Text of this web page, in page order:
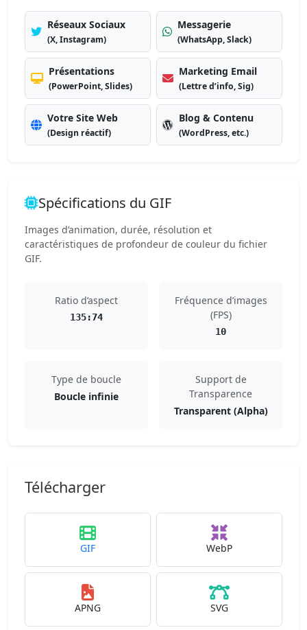
Réseaux Sociaux
(X, Instagram)
Messagerie
(WhatsApp, Slack)
Présentations
(PowerPoint, Slides)
Marketing Email
(Lettre d’info, Sig)
Votre Site Web
(Design réactif)
Blog & Contenu
(WordPress, etc.)
Spécifications du GIF
Images d’animation, durée, résolution et
caractéristiques de profondeur de couleur du fichier
GIF.
Ratio d’aspect
135:74
Fréquence d’images
(FPS)
10
Type de boucle
Boucle infinie
Support de
Transparence
Transparent (Alpha)
Télécharger
GIF WebP
APNG SVG